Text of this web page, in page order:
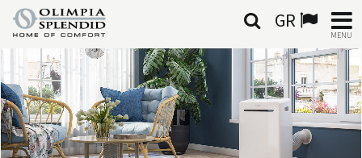
GR
MENU
ΕΛΛΗΝΙΚΆ
HOME
ΚΛΙΜΑΤΙΣΜΌΣ